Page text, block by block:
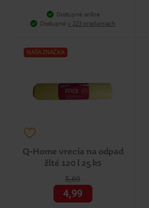
Dostupné online
Dostupné v 223 predajniach
NAŠA ZNAČKA
Q-Home vrecia na odpad
žlté 120 l 25 ks
5,69
4,99